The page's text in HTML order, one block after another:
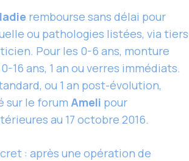
rembourse sans délai pour
ou pathologies listées, via tiers
Pour les 0-6 ans, monture
16 ans, 1 an ou verres immédiats.
ou 1 an post-évolution,
sur le forum Ameli pour
au 17 octobre 2016.
: après une opération de